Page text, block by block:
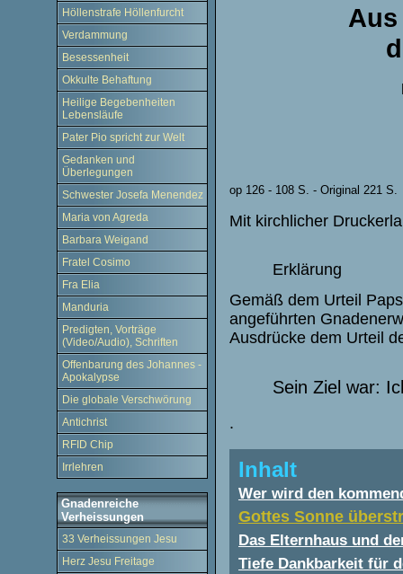
Höllenstrafe Höllenfurcht
Verdammung
Besessenheit
Okkulte Behaftung
Heilige Begebenheiten
Lebensläufe
Pater Pio spricht zur Welt
Gedanken und
Überlegungen
Schwester Josefa Menendez
Maria von Agreda
Barbara Weigand
Fratel Cosimo
Fra Elia
Manduria
Predigten, Vorträge
(Video/Audio), Schriften
Offenbarung des Johannes -
Apokalypse
Die globale Verschwörung
Antichrist
RFID Chip
Irrlehren
Gnadenreiche
Verheissungen
33 Verheissungen Jesu
Herz Jesu Freitage
op 126 - 108 S. - Original 221 S.
Mit kirchlicher
Erklärung
Gemäß dem Urteil
angeführten
Ausdrücke dem Urteil
Sein Ziel war:
.
Inhalt
Wer wird den
Gottes Sonne
Das Elternhaus und
Tiefe Dankbarkeit für